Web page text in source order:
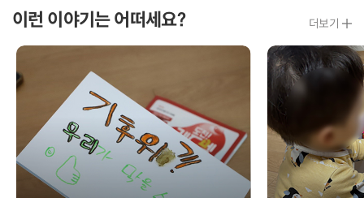
이런 이야기는 어떠세요? 더보기